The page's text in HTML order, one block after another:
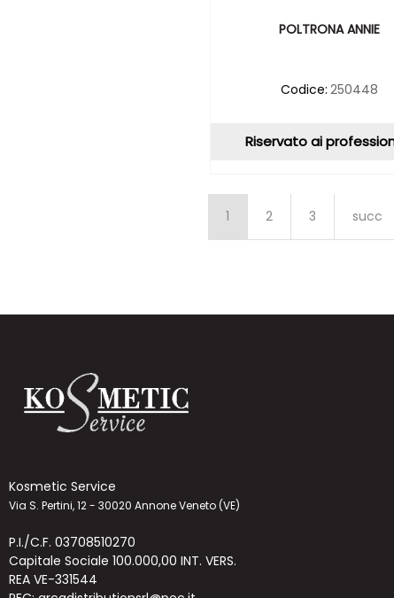
POLTRONA ANNIE
Codice: 250448
Riservato ai
1 2 3 succ
Kosmetic Service
Via S. Pertini, 12 - 30020 Annone Veneto (VE)
P.I./C.F. 03708510270
Capitale Sociale 100.000,00 INT. VERS.
REA VE-331544